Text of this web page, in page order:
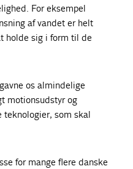
For eksempel
af vandet er helt
holde sig i form til de
os almindelige
motionsudstyr og
teknologier, som skal
for mange flere danske